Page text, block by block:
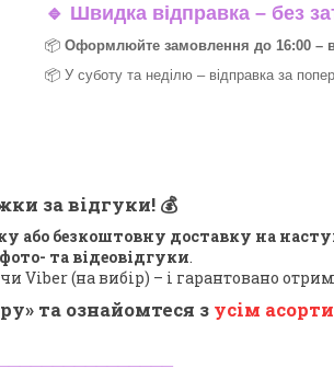
🔹 Швидка відправка – без
📦 Оформлюйте замовлення до 16:00 –
📦 У суботу та неділю – відправка за
за відгуки! 💰
або безкоштовну доставку на
фото- та відеовідгуки.
Viber (на вибір) – і гарантовано
» та ознайомтеся з усім